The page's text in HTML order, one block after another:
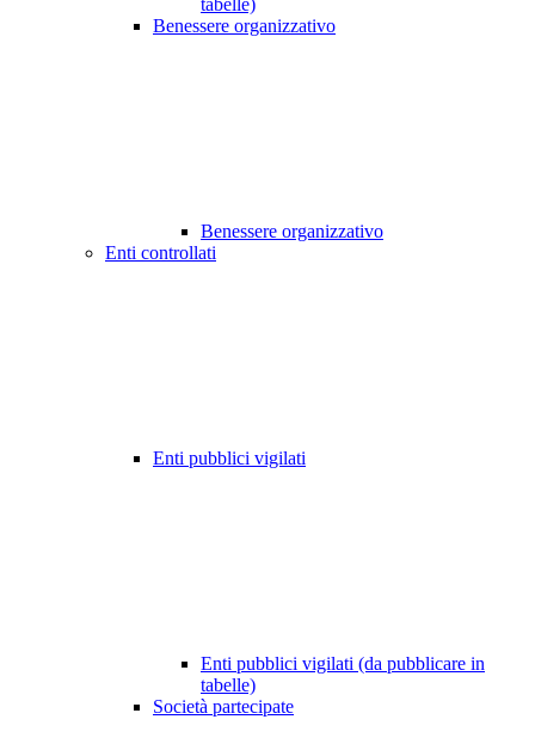
tabelle)
Benessere organizzativo
Benessere organizzativo
Enti controllati
Enti pubblici vigilati
Enti pubblici vigilati (da pubblicare in
tabelle)
Società partecipate